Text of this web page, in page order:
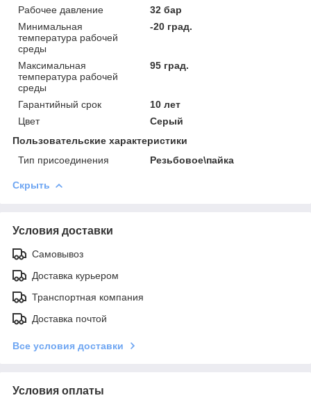
Рабочее давление
32 бар
Минимальная
температура рабочей
среды
-20 град.
Максимальная
температура рабочей
среды
95 град.
Гарантийный срок
10 лет
Цвет
Серый
Пользовательские характеристики
Тип присоединения
Резьбовое\пайка
Скрыть
Условия доставки
Самовывоз
Доставка курьером
Транспортная компания
Доставка почтой
Все условия доставки
Условия оплаты